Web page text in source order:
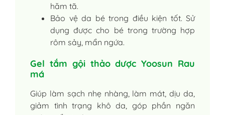
hăm tã.
Bảo vệ da bé trong điều kiện tốt. Sử
dụng được cho bé trong trường hợp
rôm sảy, mẩn ngứa.
Gel tắm gội thảo dược Yoosun Rau
má
Giúp làm sạch nhẹ nhàng, làm mát, dịu da,
giảm tình trạng khô da, góp phần ngăn